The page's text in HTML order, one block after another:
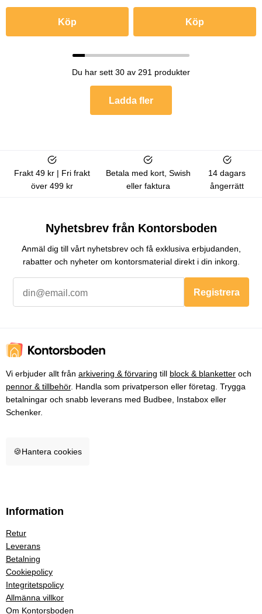
Köp Köp
Du har sett 30 av 291 produkter
Ladda fler
Frakt 49 kr | Fri frakt
över 499 kr
Betala med kort, Swish
eller faktura
14 dagars
ångerrätt
Nyhetsbrev från Kontorsboden
Anmäl dig till vårt nyhetsbrev och få exklusiva erbjudanden,
rabatter och nyheter om kontorsmaterial direkt i din inkorg.
Registrera
Vi erbjuder allt från arkivering & förvaring till block & blanketter och
pennor & tillbehör. Handla som privatperson eller företag. Trygga
betalningar och snabb leverans med Budbee, Instabox eller
Schenker.
🍪Hantera cookies
Information
Retur
Leverans
Betalning
Cookiepolicy
Integritetspolicy
Allmänna villkor
Om Kontorsboden